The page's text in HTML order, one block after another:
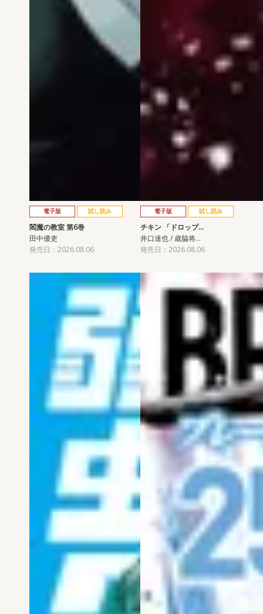
電子版 試し読み
閻魔の教室 第6巻
田中優吏
発売日：2026.08.06
電子版 試し読み
チキン 「ドロップ…
井口達也 / 歳脇将…
発売日：2026.08.06